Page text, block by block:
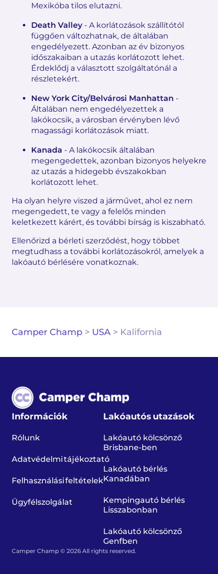
Mexikóba tilos elutazni.
Death Valley- A korlátozások szállítótól
függően változhatnak, de általában
engedélyezett. Azonban az év bizonyos
időszakaiban a utazás korlátozott lehet.
Érdeklődj a választott szolgáltatónál a
részletekért.
New York City/Belvárosi Manhattan -
Általában nem engedélyezettek a
lakókocsik, a városban érvényben lévő
magassági korlátozások miatt.
Kanada - A lakókocsik általában
megengedettek, azonban bizonyos helyekre
az utazás a hidegebb évszakokban
korlátozott lehet.
Ha olyan helyre viszed a járművet, ahol ez nem
megengedett, te vagy a felelős minden
keletkezett kárért, és további bírság is kiszabható.
Ellenőrizd a bérleti szerződést, hogy többet
megtudhass a további korlátozásokról, amelyek a
lakóautó bérlésére vonatkoznak.
Camper Champ > USA > Kalifornia
Információk
Rólunk
Adatvédelmi tájékoztató
Felhasználási feltételek
Ügyfélszolgálat
Lakóautós utazások
Lakóautó kölcsönző
Brisbane-ben
Lakóautó bérlés
Kanadában
Kempingautó bérlés
Lisszabonban
Lakóautó kölcsönző
Genfben
Camper Champ © 2026 All rights reserved.